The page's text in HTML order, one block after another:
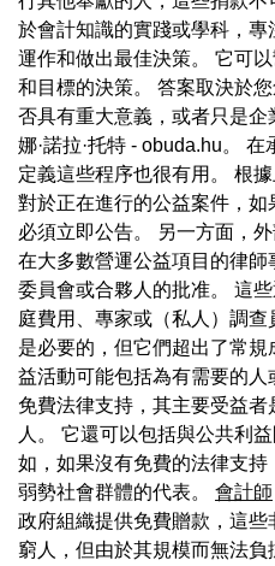
於會計知識的實踐或學科，
運作和做出最佳決策。 它可
和目標的決策。 答案取決於
否具有重大意義，或者只是
娜·諾拉·托特 - obuda.hu。
定義這些程序也很有用。 根
對於正在進行的公益案件，如
必須立即公告。 另一方面，
在大多數營運公益項目的律
委員會或合夥人的批准。 這
庭費用、專家或（私人）調
是必要的，但它們超出了常
益活動可能包括為有需要的
免費法律支持，其主要受益
人。 它還可以包括與公共利
如，如果沒有免費的法律支
弱勢社會群體的代表。 會計師
政府組織提供免費贈款，這
窮人，但由於其規模而無法